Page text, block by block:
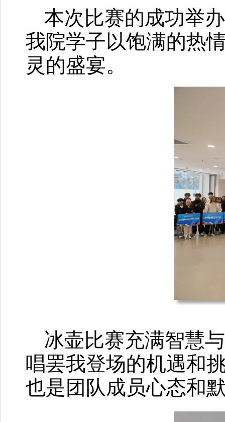
本次比赛的成功举
我院学子以饱满的热
灵的盛宴。
冰壶比赛充满智慧
唱罢我登场的机遇和
也是团队成员心态和